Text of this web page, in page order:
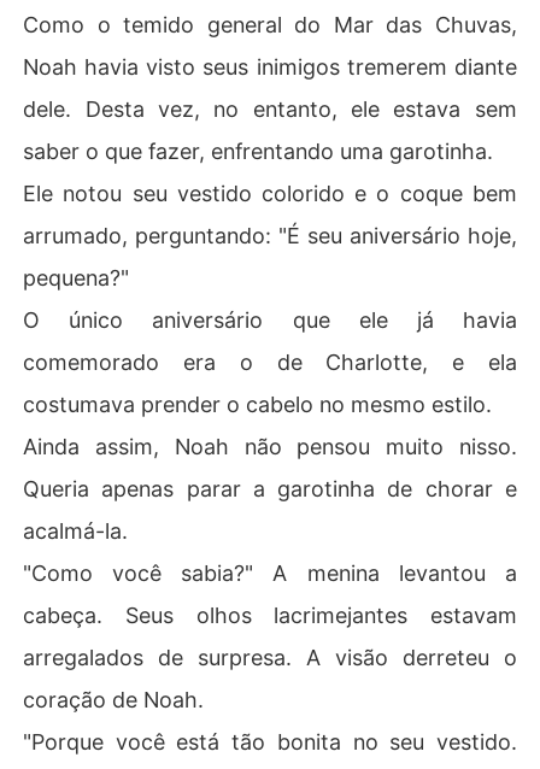
Como o temido general do Mar das Chuvas,
Noah havia visto seus inimigos tremerem diante
dele. Desta vez, no entanto, ele estava sem
saber o que fazer, enfrentando uma garotinha.
Ele notou seu vestido colorido e o coque bem
arrumado, perguntando: "É seu aniversário hoje,
pequena?"
O único aniversário que ele já havia
comemorado era o de Charlotte, e ela
costumava prender o cabelo no mesmo estilo.
Ainda assim, Noah não pensou muito nisso.
Queria apenas parar a garotinha de chorar e
acalmá-la.
"Como você sabia?" A menina levantou a
cabeça. Seus olhos lacrimejantes estavam
arregalados de surpresa. A visão derreteu o
coração de Noah.
"Porque você está tão bonita no seu vestido.